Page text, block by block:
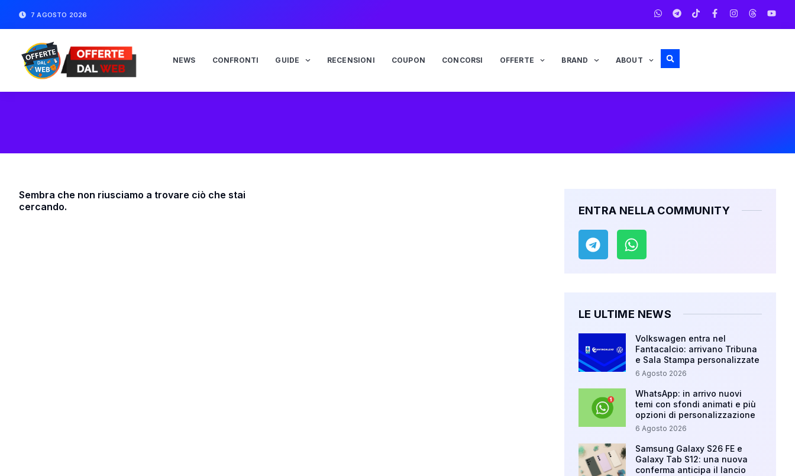
7 AGOSTO 2026
NEWS CONFRONTI GUIDE RECENSIONI COUPON CONCORSI OFFERTE BRAND ABOUT
Sembra che non riusciamo a trovare ciò che stai
cercando.
ENTRA NELLA COMMUNITY
LE ULTIME NEWS
Volkswagen entra nel
Fantacalcio: arrivano Tribuna
e Sala Stampa personalizzate
6 Agosto 2026
WhatsApp: in arrivo nuovi
temi con sfondi animati e più
opzioni di personalizzazione
6 Agosto 2026
Samsung Galaxy S26 FE e
Galaxy Tab S12: una nuova
conferma anticipa il lancio